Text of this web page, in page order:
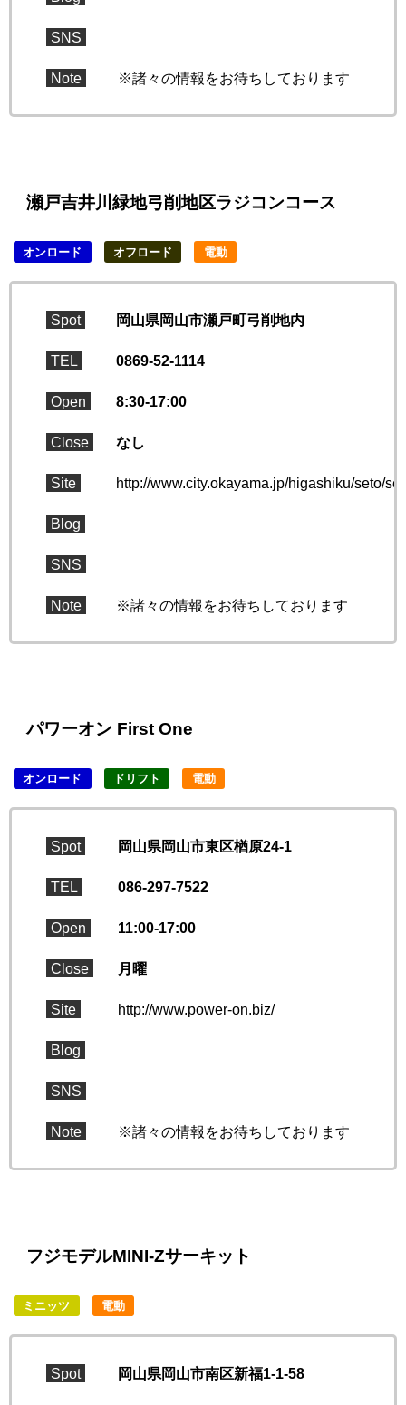
SNS
Note ※諸々の情報をお待ちしております
瀬戸吉井川緑地弓削地区ラジコンコース
オンロード オフロード 電動
Spot 岡山県岡山市瀬戸町弓削地内
TEL 0869-52-1114
Open 8:30-17:00
Close なし
Site http://www.city.okayama.jp/higashiku/seto/
Blog
SNS
Note ※諸々の情報をお待ちしております
パワーオン First One
オンロード ドリフト 電動
Spot 岡山県岡山市東区楢原24-1
TEL 086-297-7522
Open 11:00-17:00
Close 月曜
Site http://www.power-on.biz/
Blog
SNS
Note ※諸々の情報をお待ちしております
フジモデルMINI-Zサーキット
ミニッツ 電動
Spot 岡山県岡山市南区新福1-1-58